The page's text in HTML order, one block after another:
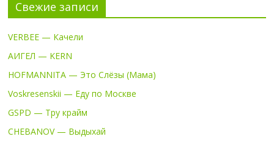
Свежие записи
VERBEE — Качели
АИГЕЛ — KERN
HOFMANNITA — Это Слёзы (Мама)
Voskresenskii — Еду по Москве
GSPD — Тру крайм
CHEBANOV — Выдыхай